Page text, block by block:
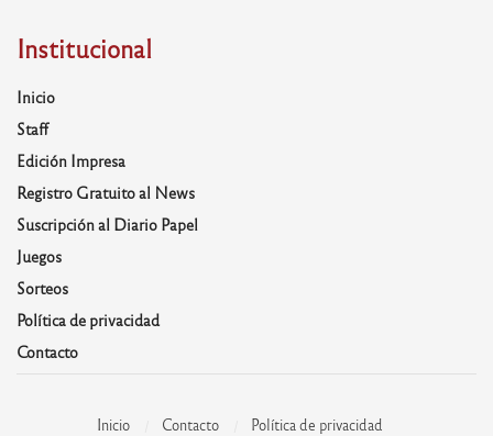
Institucional
Inicio
Staff
Edición Impresa
Registro Gratuito al News
Suscripción al Diario Papel
Juegos
Sorteos
Política de privacidad
Contacto
Inicio Contacto Política de privacidad